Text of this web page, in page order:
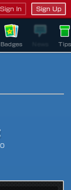
Sign In Sign Up
Badges Tips